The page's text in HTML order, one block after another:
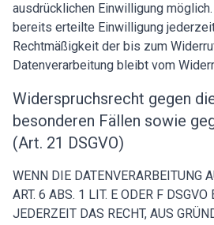
ausdrücklichen Einwilligung
bereits erteilte Einwilligung
Rechtmäßigkeit der bis zum
Datenverarbeitung bleibt vom
Widerspruchsrecht gegen
besonderen Fällen sowie
(Art. 21 DSGVO)
WENN DIE DATENVERARBEITUNG
ART. 6 ABS. 1 LIT. E ODER F DSGVO
JEDERZEIT DAS RECHT, AUS